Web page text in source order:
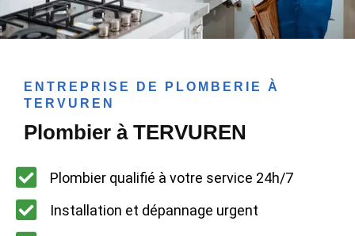
ENTREPRISE DE PLOMBERIE À
TERVUREN
Plombier à TERVUREN
Plombier qualifié à votre service 24h/7
Installation et dépannage urgent